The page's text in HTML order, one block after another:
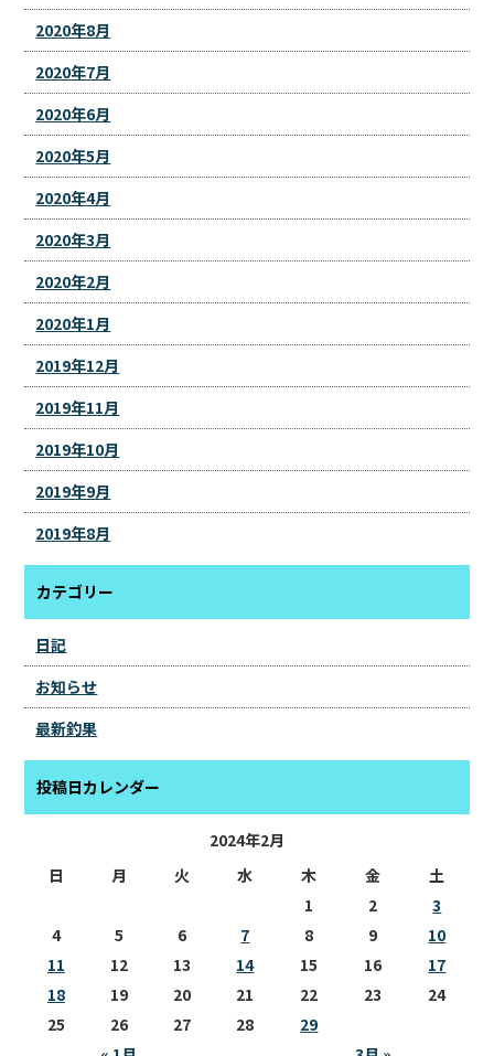
2020年8月
2020年7月
2020年6月
2020年5月
2020年4月
2020年3月
2020年2月
2020年1月
2019年12月
2019年11月
2019年10月
2019年9月
2019年8月
カテゴリー
日記
お知らせ
最新釣果
投稿日カレンダー
2024年2月
日
月 火 水 木 金 土
1 2
3
4
5 6 7 8 9
10
11
12 13 14 15 16
17
18
19 20 21 22 23
24
25
26 27 28 29